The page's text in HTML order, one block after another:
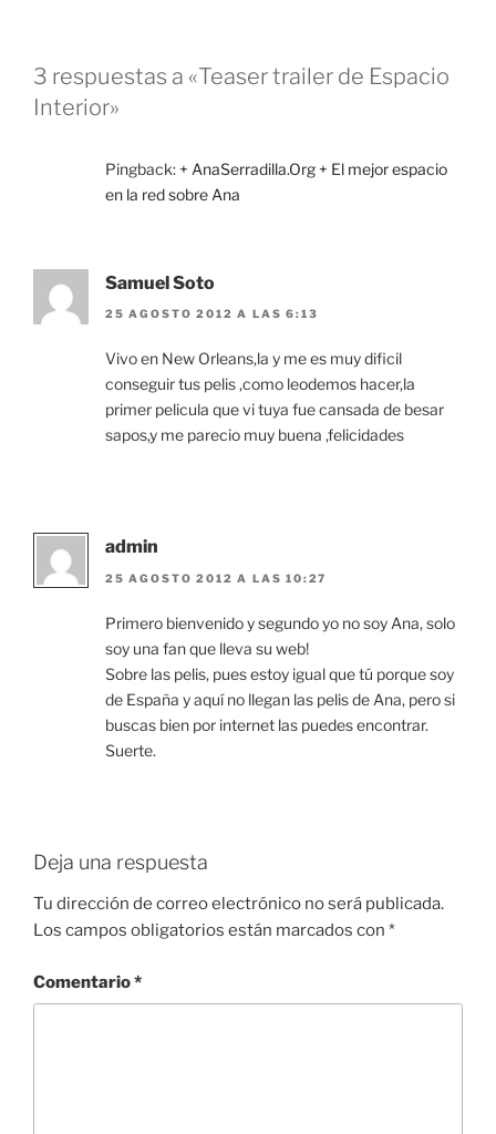
3 respuestas a «Teaser trailer de Espacio
Interior»
Pingback: + AnaSerradilla.Org + El mejor espacio
en la red sobre Ana
Samuel Soto
25 AGOSTO 2012 A LAS 6:13
Vivo en New Orleans,la y me es muy dificil
conseguir tus pelis ,como leodemos hacer,la
primer pelicula que vi tuya fue cansada de besar
sapos,y me parecio muy buena ,felicidades
admin
25 AGOSTO 2012 A LAS 10:27
Primero bienvenido y segundo yo no soy Ana, solo
soy una fan que lleva su web!
Sobre las pelis, pues estoy igual que tú porque soy
de España y aquí no llegan las pelis de Ana, pero si
buscas bien por internet las puedes encontrar.
Suerte.
Deja una respuesta
Tu dirección de correo electrónico no será publicada.
Los campos obligatorios están marcados con *
Comentario*